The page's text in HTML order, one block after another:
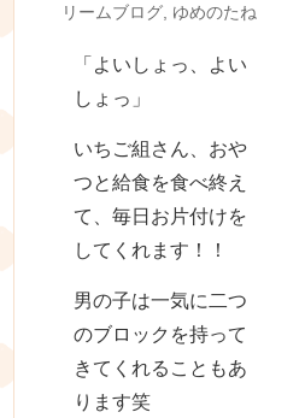
on
リームブログ, ゆめのたね
「よいしょっ、よい
しょっ」
いちご組さん、おや
つと給食を食べ終え
て、毎日お片付けを
してくれます！！
男の子は一気に二つ
のブロックを持って
きてくれることもあ
ります笑